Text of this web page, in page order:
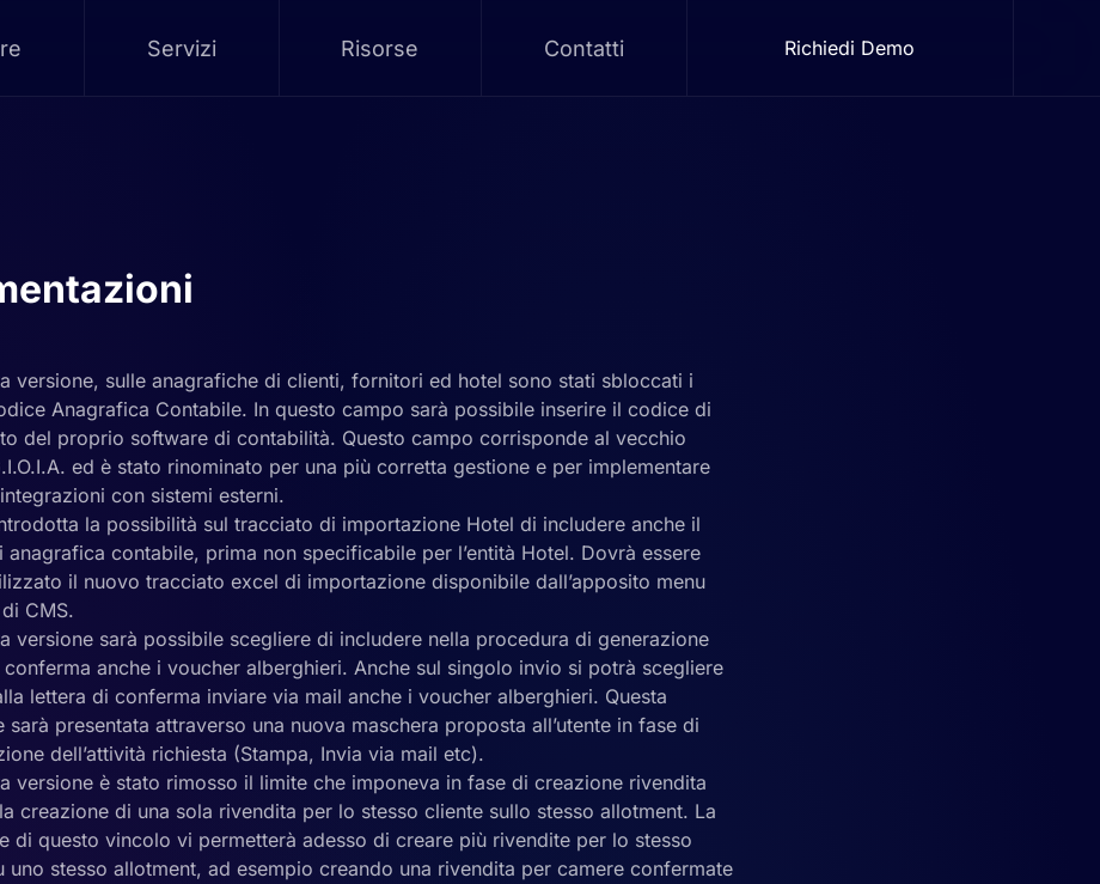
Servizi Risorse Contatti Richiedi Demo
versione, sulle anagrafiche di clienti, fornitori ed hotel sono stati sbloccati i
Anagrafica Contabile. In questo campo sarà possibile inserire il codice di
del proprio software di contabilità. Questo campo corrisponde al vecchio
ed è stato rinominato per una più corretta gestione e per implementare
con sistemi esterni.
la possibilità sul tracciato di importazione Hotel di includere anche il
anagrafica contabile, prima non specificabile per l’entità Hotel. Dovrà essere
il nuovo tracciato excel di importazione disponibile dall’apposito menu
CMS.
versione sarà possibile scegliere di includere nella procedura di generazione
anche i voucher alberghieri. Anche sul singolo invio si potrà scegliere
lettera di conferma inviare via mail anche i voucher alberghieri. Questa
sarà presentata attraverso una nuova maschera proposta all’utente in fase di
dell’attività richiesta (Stampa, Invia via mail etc).
versione è stato rimosso il limite che imponeva in fase di creazione rivendita
creazione di una sola rivendita per lo stesso cliente sullo stesso allotment. La
di questo vincolo vi permetterà adesso di creare più rivendite per lo stesso
uno stesso allotment, ad esempio creando una rivendita per camere confermate